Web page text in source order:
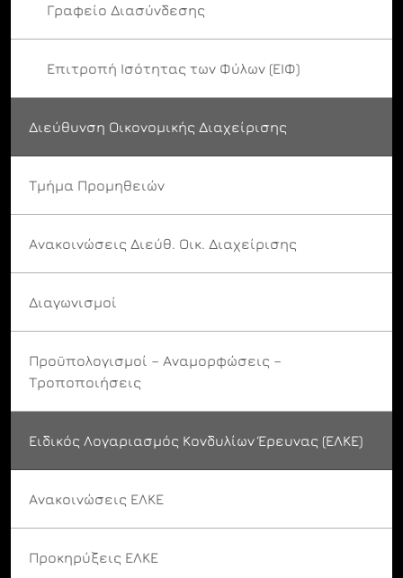
Γραφείο Διασύνδεσης
Επιτροπή Ισότητας των Φύλων (ΕΙΦ)
Διεύθυνση Οικονομικής Διαχείρισης
Τμήμα Προμηθειών
Ανακοινώσεις Διεύθ. Οικ. Διαχείρισης
Διαγωνισμοί
Προϋπολογισμοί – Αναμορφώσεις –
Τροποποιήσεις
Ειδικός Λογαριασμός Κονδυλίων Έρευνας (ΕΛΚΕ)
Ανακοινώσεις ΕΛΚΕ
Προκηρύξεις ΕΛΚΕ